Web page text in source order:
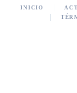
INICIO